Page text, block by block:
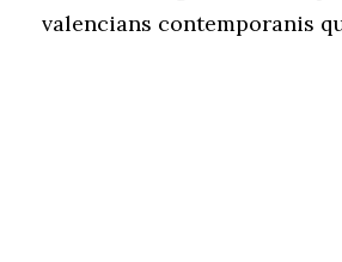
valencians contemporanis